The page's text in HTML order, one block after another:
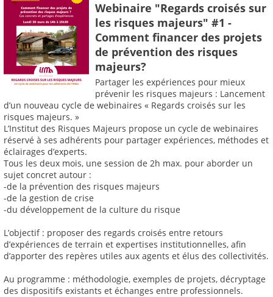
Webinaire "Regards croisés sur
les risques majeurs" #1 -
Comment financer des projets
de prévention des risques
majeurs?
Partager les expériences pour mieux
prévenir les risques majeurs : Lancement
d’un nouveau cycle de webinaires « Regards croisés sur les
risques majeurs. »
L’Institut des Risques Majeurs propose un cycle de webinaires
réservé à ses adhérents pour partager expériences, méthodes et
éclairages d’experts.
Tous les deux mois, une session de 2h max. pour aborder un
sujet concret autour :
-de la prévention des risques majeurs
-de la gestion de crise
-du développement de la culture du risque
L’objectif : proposer des regards croisés entre retours
d’expériences de terrain et expertises institutionnelles, afin
d’apporter des repères utiles aux agents et élus des collectivités.
Au programme : méthodologie, exemples de projets, décryptage
des dispositifs existants et échanges entre professionnels.